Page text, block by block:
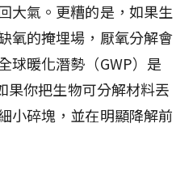
大氣。更糟的是，如果生
氧的掩埋場，厭氧分解會
球暖化潛勢（GWP）是
果你把生物可分解材料丟
小碎塊，並在明顯降解前